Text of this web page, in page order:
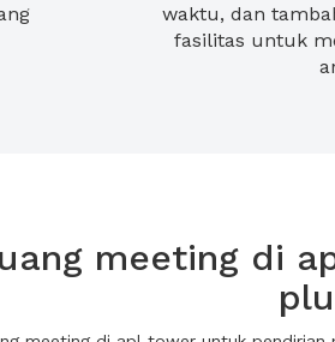
waktu, dan
fasilitas untuk
meeting di